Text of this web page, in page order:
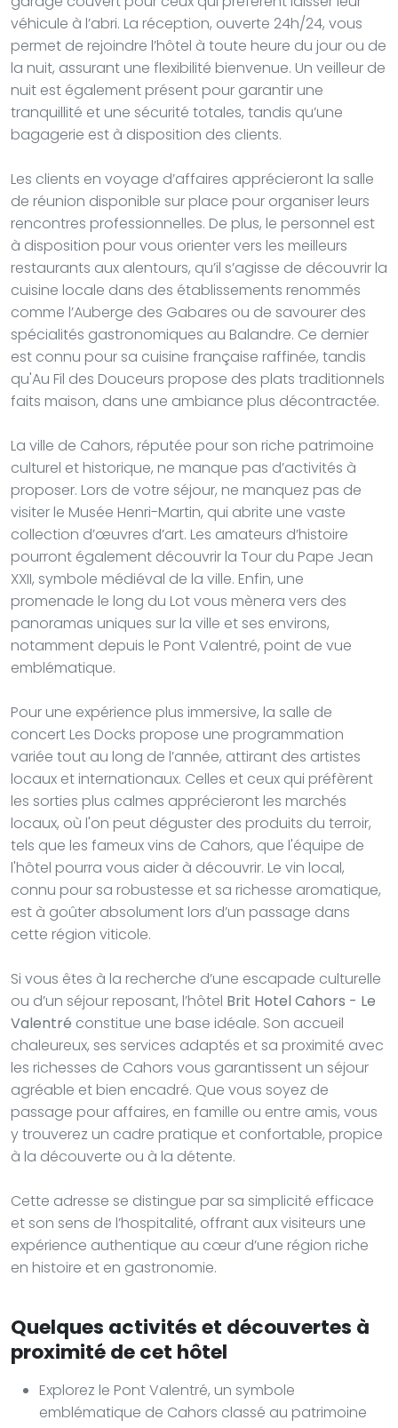
véhicule à l’abri. La réception, ouverte 24h/24, vous
permet de rejoindre l’hôtel à toute heure du jour ou de
la nuit, assurant une flexibilité bienvenue. Un veilleur de
nuit est également présent pour garantir une
tranquillité et une sécurité totales, tandis qu’une
bagagerie est à disposition des clients.
Les clients en voyage d’affaires apprécieront la salle
de réunion disponible sur place pour organiser leurs
rencontres professionnelles. De plus, le personnel est
à disposition pour vous orienter vers les meilleurs
restaurants aux alentours, qu’il s’agisse de découvrir la
cuisine locale dans des établissements renommés
comme l’Auberge des Gabares ou de savourer des
spécialités gastronomiques au Balandre. Ce dernier
est connu pour sa cuisine française raffinée, tandis
qu'Au Fil des Douceurs propose des plats traditionnels
faits maison, dans une ambiance plus décontractée.
La ville de Cahors, réputée pour son riche patrimoine
culturel et historique, ne manque pas d’activités à
proposer. Lors de votre séjour, ne manquez pas de
visiter le Musée Henri-Martin, qui abrite une vaste
collection d’œuvres d’art. Les amateurs d’histoire
pourront également découvrir la Tour du Pape Jean
XXII, symbole médiéval de la ville. Enfin, une
promenade le long du Lot vous mènera vers des
panoramas uniques sur la ville et ses environs,
notamment depuis le Pont Valentré, point de vue
emblématique.
Pour une expérience plus immersive, la salle de
concert Les Docks propose une programmation
variée tout au long de l’année, attirant des artistes
locaux et internationaux. Celles et ceux qui préfèrent
les sorties plus calmes apprécieront les marchés
locaux, où l'on peut déguster des produits du terroir,
tels que les fameux vins de Cahors, que l'équipe de
l'hôtel pourra vous aider à découvrir. Le vin local,
connu pour sa robustesse et sa richesse aromatique,
est à goûter absolument lors d’un passage dans
cette région viticole.
Si vous êtes à la recherche d’une escapade culturelle
ou d’un séjour reposant, l’hôtel Brit Hotel Cahors - Le
Valentré constitue une base idéale. Son accueil
chaleureux, ses services adaptés et sa proximité avec
les richesses de Cahors vous garantissent un séjour
agréable et bien encadré. Que vous soyez de
passage pour affaires, en famille ou entre amis, vous
y trouverez un cadre pratique et confortable, propice
à la découverte ou à la détente.
Cette adresse se distingue par sa simplicité efficace
et son sens de l’hospitalité, offrant aux visiteurs une
expérience authentique au cœur d’une région riche
en histoire et en gastronomie.
Quelques activités et découvertes à
proximité de cet hôtel
Explorez le Pont Valentré, un symbole
emblématique de Cahors classé au patrimoine